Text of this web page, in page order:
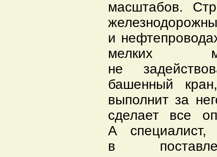
масштабов.
и
мелких
не
башенный
выполнит за
сделает все
А
в